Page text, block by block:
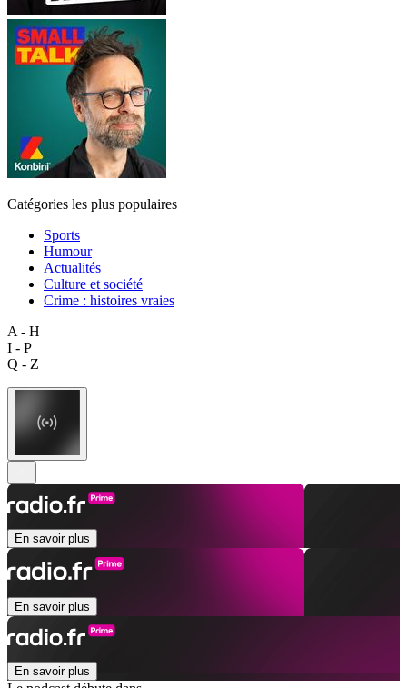
Catégories les plus populaires
Sports
Humour
Actualités
Culture et société
Crime : histoires vraies
A - H
I - P
Q - Z
En savoir plus
En savoir plus
En savoir plus